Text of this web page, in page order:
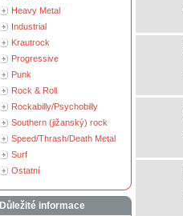
Heavy Metal
Industrial
Krautrock
Progressive
Punk
Rock & Roll
Rockabilly/Psychobilly
Southern (jižanský) rock
Speed/Thrash/Death Metal
Surf
Ostatní
Důležité informace